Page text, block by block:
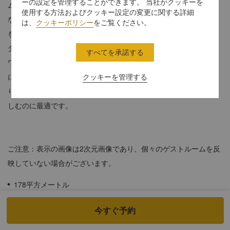
ムデラックスレジデンスが、リラクゼーションと生産性の理想的
なバランスを提供いたします。現代的なデザインと穏やかな色調
を引き立てるのが、たっぷりと降り注ぐ自然光とジッダ・ウォー
ターフロントの感動的な景色です。調理器具完備のキッチンと、
ワークスペースに最適な独立したオフィスでご自宅のように便利
に滞在いただけます。リビングとダイニングスペースではゆった
りと過ごすことができ、広々としたバルコニーは紅海の眺望を楽
しむのに最適です。
ご注意：表示の画像は2次元画像であり、個々のゲストルームを反
映していない場合がございます。
178平方メートル
広々としたプライベートバルコニーからの息をのむような海の眺
今すぐ予約
使用する方法およびクッキー設定の変更に関する詳細
は、 クッキーポリシーをご覧ください。
クッキーを管理する
すべてを承諾する